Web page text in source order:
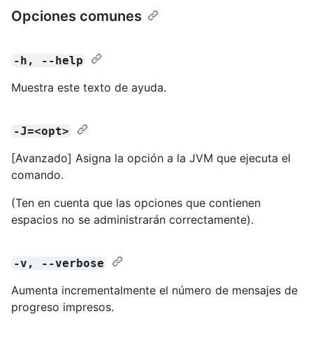
Opciones comunes
-h, --help
Muestra este texto de ayuda.
-J=<opt>
[Avanzado] Asigna la opción a la JVM que ejecuta el
comando.
(Ten en cuenta que las opciones que contienen
espacios no se administrarán correctamente).
-v, --verbose
Aumenta incrementalmente el número de mensajes de
progreso impresos.